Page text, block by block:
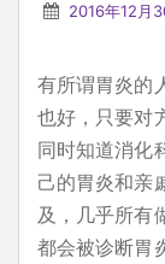
2016年12月
有所谓胃炎的
也好，只要对
同时知道消化
己的胃炎和亲
及，几乎所有
都会被诊断胃